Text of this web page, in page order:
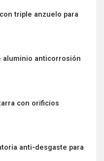
triple anzuelo para
aluminio anticorrosión
con orificios
anti-desgaste para